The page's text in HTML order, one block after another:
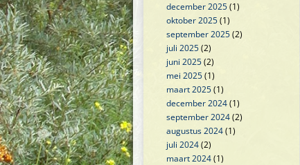
december 2025(1)
oktober 2025(1)
september 2025(2)
juli 2025(2)
juni 2025(2)
mei 2025(1)
maart 2025(1)
december 2024(1)
september 2024(2)
augustus 2024(1)
juli 2024(2)
maart 2024(1)